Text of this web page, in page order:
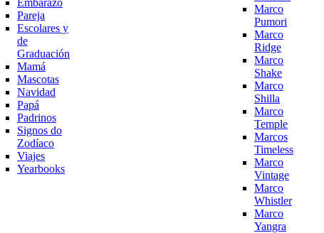
Embarazo
Pareja
Escolares y
de
Graduación
Mamá
Mascotas
Navidad
Papá
Padrinos
Signos do
Zodíaco
Viajes
Yearbooks
Marco
Pumori
Marco
Ridge
Marco
Shake
Marco
Shilla
Marco
Temple
Marcos
Timeless
Marco
Vintage
Marco
Whistler
Marco
Yangra